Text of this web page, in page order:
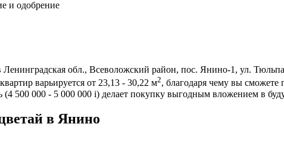
и одобрение
обл., Всеволожский район, пос. Янино-1, ул.
варьируется от 23,13 - 30,22 м2, благодаря чему вы сможете
(4 500 000 - 5 000 000 i) делает покупку выгодным вложением в
в Янино